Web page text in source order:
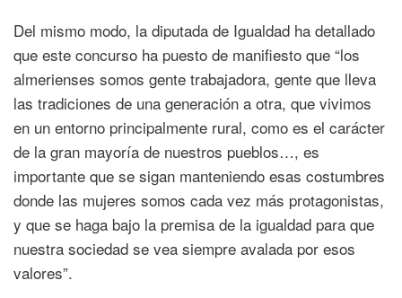
Del mismo modo, la diputada de Igualdad ha detallado
que este concurso ha puesto de manifiesto que “los
almerienses somos gente trabajadora, gente que lleva
las tradiciones de una generación a otra, que vivimos
en un entorno principalmente rural, como es el carácter
de la gran mayoría de nuestros pueblos…, es
importante que se sigan manteniendo esas costumbres
donde las mujeres somos cada vez más protagonistas,
y que se haga bajo la premisa de la igualdad para que
nuestra sociedad se vea siempre avalada por esos
valores”.